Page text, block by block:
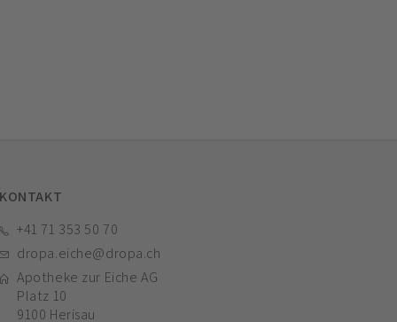
KONTAKT
+41 71 353 50 70
dropa.eiche@dropa.ch
Apotheke zur Eiche AG
Platz 10
9100 Herisau